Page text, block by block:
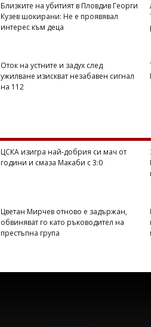
Почти
Близките на убитият в Пловдив Георги
Кузев шокирани: Не е проявявал
интерес към деца
Оток на устните и задух след
ужилване изискват незабавен сигнал
на 112
ЦСКА изигра най-добрия си мач от
години и смаза Макаби с 3:0
Цветан Мирчев отново е задържан,
обвиняват го като ръководител на
престъпна група